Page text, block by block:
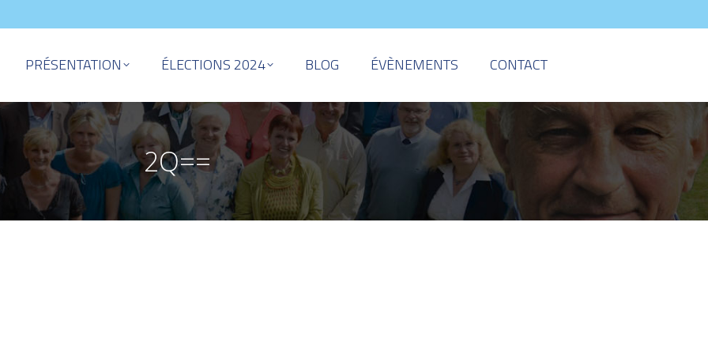
PRÉSENTATION ÉLECTIONS 2024 BLOG ÉVÈNEMENTS CONTACT
2Q==